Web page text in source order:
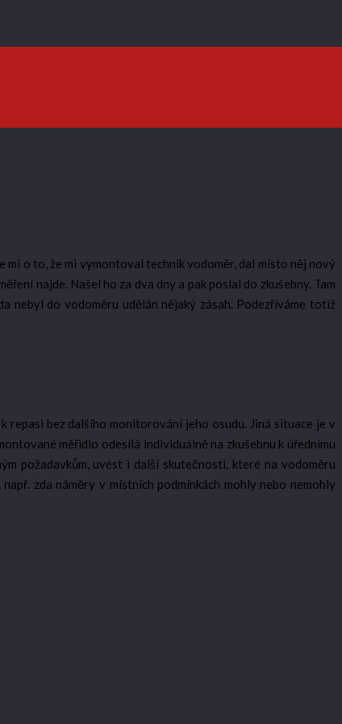
mi o to, že mi vymontoval technik vodoměr, dal místo něj nový
najde. Našel ho za dva dny a pak poslal do zkušebny. Tam
nebyl do vodoměru udělán nějaký zásah. Podezříváme totiž
bez dalšího monitorování jeho osudu. Jiná situace je v
měřidlo odesílá individuálně na zkušebnu k úřednímu
požadavkům, uvést i další skutečnosti, které na vodoměru
zda náměry v místních podmínkách mohly nebo nemohly